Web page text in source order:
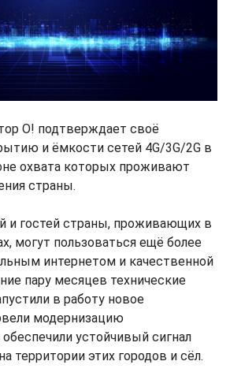
О! подтверждает своё
и ёмкости сетей 4G/3G/2G в
охвата которых проживают
страны.
и гостей страны, проживающих в
могут пользоваться ещё более
интернетом и качественной
пару месяцев технические
в работу новое
модернизацию
устойчивый сигнал
территории этих городов и сёл.